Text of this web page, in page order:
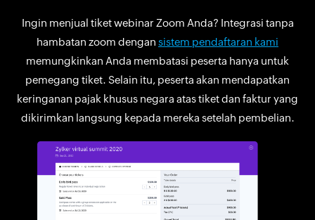
Ingin menjual tiket webinar Zoom Anda? Integrasi tanpa
hambatan zoom dengan sistem pendaftaran kami
memungkinkan Anda membatasi peserta hanya untuk
pemegang tiket. Selain itu, peserta akan mendapatkan
keringanan pajak khusus negara atas tiket dan faktur yang
dikirimkan langsung kepada mereka setelah pembelian.